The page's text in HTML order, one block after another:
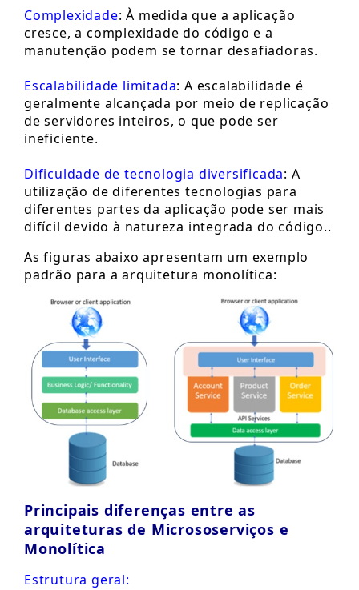
Complexidade: À medida que a aplicação
cresce, a complexidade do código e a
manutenção podem se tornar desafiadoras.
Escalabilidade limitada: A escalabilidade é
geralmente alcançada por meio de replicação
de servidores inteiros, o que pode ser
ineficiente.
Dificuldade de tecnologia diversificada: A
utilização de diferentes tecnologias para
diferentes partes da aplicação pode ser mais
difícil devido à natureza integrada do código..
As figuras abaixo apresentam um exemplo
padrão para a arquitetura monolítica:
Principais diferenças entre as
arquiteturas de Micrososerviços e
Monolítica
Estrutura geral: